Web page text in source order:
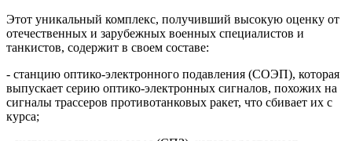
Этот уникальный комплекс, получивший высокую оценку от
отечественных и зарубежных военных специалистов и
танкистов, содержит в своем составе:
- станцию оптико-электронного подавления (СОЭП), которая
выпускает серию оптико-электронных сигналов, похожих на
сигналы трассеров противотанковых ракет, что сбивает их с
курса;